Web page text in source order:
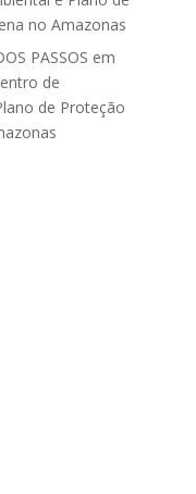
no Amazonas
PASSOS em
de
de Proteção